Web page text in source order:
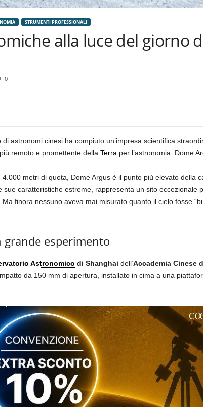
STRUMENTI PROFESSIONALI
alla luce del giorno
0
astronomi cinesi ha compiuto un’impresa scientifica
remoto e promettente della Terra per l’astronomia: Dome
metri di quota, Dome Argus è il punto più elevato della
sue caratteristiche estreme, rappresenta un sito eccezionale
Ma finora nessuno aveva mai misurato quanto il cielo fosse
grande esperimento
Astronomico di Shanghai dell’Accademia Cinese
da 150 mm di apertura, installato in cima a una